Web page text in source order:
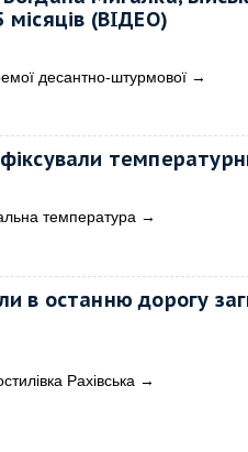
місяців (ВІДЕО)
десантно-штурмової →
температура →
в останню дорогу
Рахівська →